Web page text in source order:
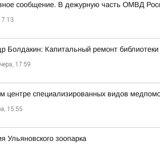
сообщение. В дежурную часть ОМВД
Болдакин: Капитальный ремонт
17:59
центре специализированных видов
15:55
Ульяновского зоопарка